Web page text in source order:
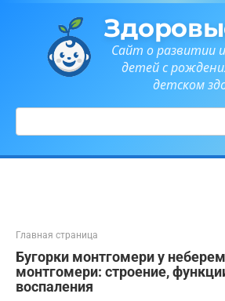
Сайт о развитии
детей с
детском
Поиск:
Главная страница
Бугорки монтгомери у
монтгомери: строение,
воспаления